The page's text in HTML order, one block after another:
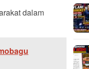
dalam